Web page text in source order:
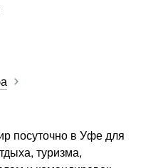
посуточно в Уфе для
туризма,